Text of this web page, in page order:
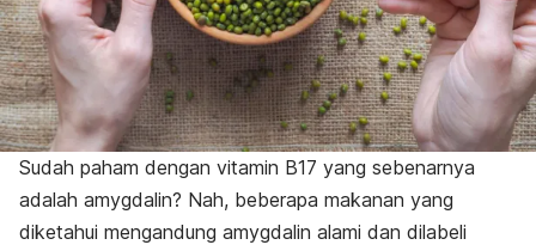
Sudah paham dengan vitamin B17 yang sebenarnya
adalah amygdalin? Nah, beberapa makanan yang
diketahui mengandung amygdalin alami dan dilabeli